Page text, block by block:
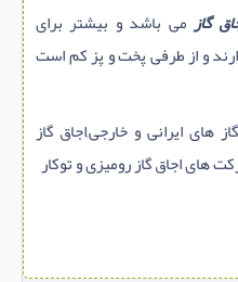
گازمی باشد و بیشتر برای
و از طرفی پخت و پز کم است
های ایرانی و خارجی,اجاق گاز
های اجاق گاز رومیزی و توکار